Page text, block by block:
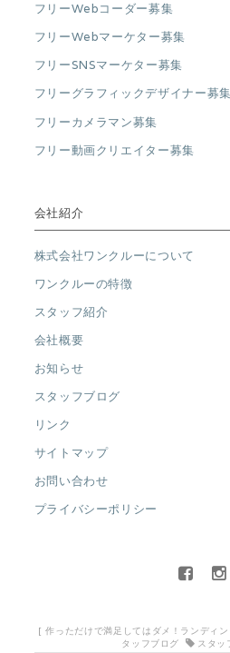
フリーWebコーダー募集
フリーWebマーケター募集
フリーSNSマーケター募集
フリーグラフィックデザイナー募集
フリーカメラマン募集
フリー動画クリエイター募集
会社紹介
株式会社ワンクルーについて
ワンクルーの特徴
スタッフ紹介
会社概要
お知らせ
スタッフブログ
リンク
サイトマップ
お問い合わせ
プライバシーポリシー
[作っただけで満足してはダメ！ランディ
タッフブログ
スタッ